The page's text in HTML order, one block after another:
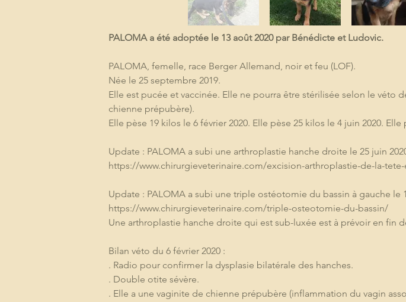
PALOMA a été adoptée le 13 août 2020 par Bénédicte et Ludovic.
PALOMA, femelle, race Berger Allemand, noir et feu (LOF).
Née le 25 septembre 2019.
Elle est pucée et vaccinée. Elle ne pourra être stérilisée selon le véto
chienne prépubère).
Elle pèse 19 kilos le 6 février 2020. Elle pèse 25 kilos le 4 juin 2020. Elle
Update : PALOMA a subi une arthroplastie hanche droite le 25 juin
https://www.chirurgieveterinaire.com/excision-arthroplastie-de-la-
Update : PALOMA a subi une triple ostéotomie du bassin à gauche le
https://www.chirurgieveterinaire.com/triple-osteotomie-du-bassin/
Une arthroplastie hanche droite qui est sub-luxée est à prévoir en fin
Bilan véto du 6 février 2020 :
. Radio pour confirmer la dysplasie bilatérale des hanches.
. Double otite sévère.
. Elle a une vaginite de chienne prépubère (inflammation du vagin